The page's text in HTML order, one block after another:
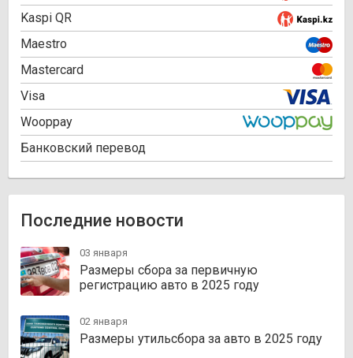
Kaspi QR
Maestro
Mastercard
Visa
Wooppay
Банковский перевод
Последние новости
03 января
Размеры сбора за первичную
регистрацию авто в 2025 году
02 января
Размеры утильсбора за авто в 2025 году